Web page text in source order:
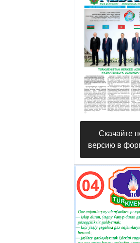
углеводородных
связано с внедрением
производство
технологий и
получивших мировое
признание.
Скачайте
версию в